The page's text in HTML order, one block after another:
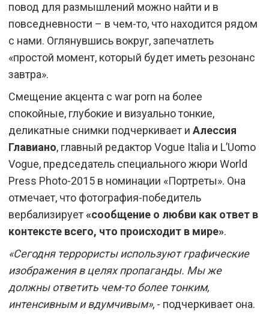
повод для размышлений можно найти и в
повседневности – в чем-то, что находится рядом
с нами. Оглянувшись вокруг, запечатлеть
«простой момент, который будет иметь резонанс
завтра».
Смещение акцента с war porn на более
спокойные, глубокие и визуально тонкие,
деликатные снимки подчеркивает и Алессия
Главиано, главный редактор Vogue Italia и L’Uomo
Vogue, председатель специального жюри World
Press Photo-2015 в номинации «Портреты». Она
отмечает, что фотография-победитель
вербализирует«сообщение о любви как ответ в
контексте всего, что происходит в мире».
«Сегодня террористы используют графические
изображения в целях пропаганды. Мы же
должны ответить чем-то более тонким,
интенсивным и вдумчивым», - подчеркивает она.